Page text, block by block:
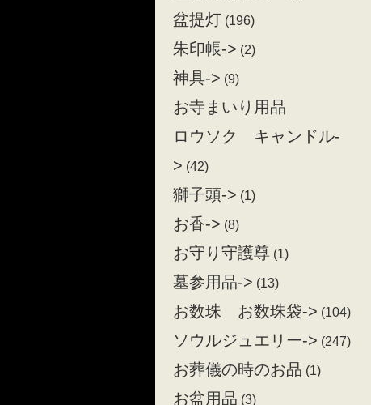
盆提灯 (196)
朱印帳-> (2)
神具-> (9)
お寺まいり用品
ロウソク キャンドル-
> (42)
獅子頭-> (1)
お香-> (8)
お守り守護尊 (1)
墓参用品-> (13)
お数珠 お数珠袋-> (104)
ソウルジュエリー-> (247)
お葬儀の時のお品 (1)
お盆用品 (3)